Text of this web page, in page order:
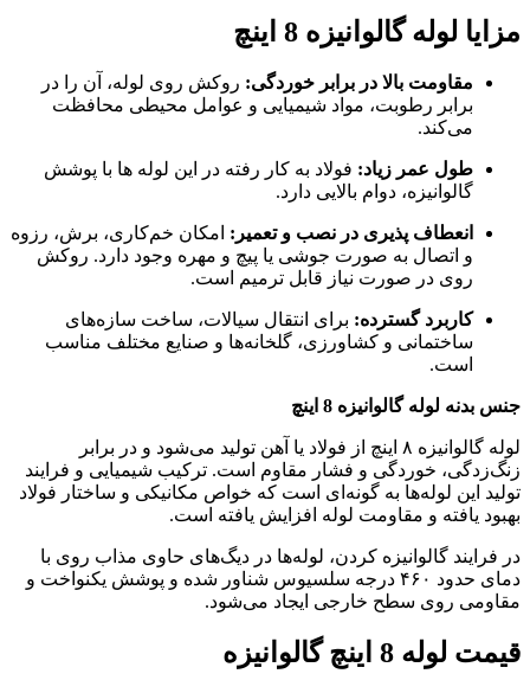
مزایا لوله گالوانیزه 8 اینچ
مقاومت بالا در برابر خوردگی: روکش روی لوله، آن را در
برابر رطوبت، مواد شیمیایی و عوامل محیطی محافظت
می‌کند.
طول عمر زیاد: فولاد به‌ کار رفته در این لوله‌ ها با پوشش
گالوانیزه، دوام بالایی دارد.
انعطاف‌ پذیری در نصب و تعمیر: امکان خم‌کاری، برش، رزوه
و اتصال به صورت جوشی یا پیچ و مهره وجود دارد. روکش
روی در صورت نیاز قابل ترمیم است.
کاربرد گسترده: برای انتقال سیالات، ساخت سازه‌های
ساختمانی و کشاورزی، گلخانه‌ها و صنایع مختلف مناسب
است.
جنس بدنه لوله گالوانیزه 8 اینچ
لوله گالوانیزه ۸ اینچ از فولاد یا آهن تولید می‌شود و در برابر
زنگ‌زدگی، خوردگی و فشار مقاوم است. ترکیب شیمیایی و فرایند
تولید این لوله‌ها به گونه‌ای است که خواص مکانیکی و ساختار فولاد
بهبود یافته و مقاومت لوله افزایش یافته است.
در فرایند گالوانیزه کردن، لوله‌ها در دیگ‌های حاوی مذاب روی با
دمای حدود ۴۶۰ درجه سلسیوس شناور شده و پوشش یکنواخت و
مقاومی روی سطح خارجی ایجاد می‌شود.
قیمت لوله 8 اینچ گالوانیزه